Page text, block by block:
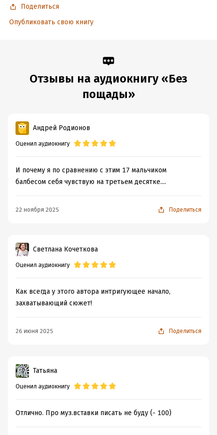
отморозков. Но что у него есть и ради чего он всё ещё жив
– так это ясная цель и твёрдая решимость её достичь.
Звукорежиссёр Антон Овчинников
Производство студии Frontline Creative
Продюсер Константин Барышев
Использованы музыкальные композиции с сайтов:
audionautix.com, incompeteh.com
© Дем Михайлов
© & ℗ ООО «1С-Паблишинг»
Дата написания:
Поделиться
Опубликовать свою книгу
Отзывы на аудиокнигу «Без
пощады»
Андрей Родионов
Оценил аудиокнигу
И почему я по сравнению с этим 17 мальчиком
балбесом себя чувствую на третьем десятке....
22 ноября 2025 Поделиться
Светлана Кочеткова
Оценил аудиокнигу
Как всегда у этого автора интригующее начало,
захватывающий сюжет!
26 июня 2025 Поделиться
Татьяна
Оценил аудиокнигу
Отлично. Про муз.вставки писать не буду (- 100)